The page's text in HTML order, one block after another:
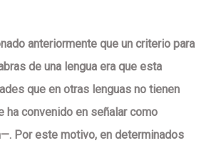
anteriormente que un criterio para
de una lengua era que esta
que en otras lenguas no tienen
ha convenido en señalar como
Por este motivo, en determinados